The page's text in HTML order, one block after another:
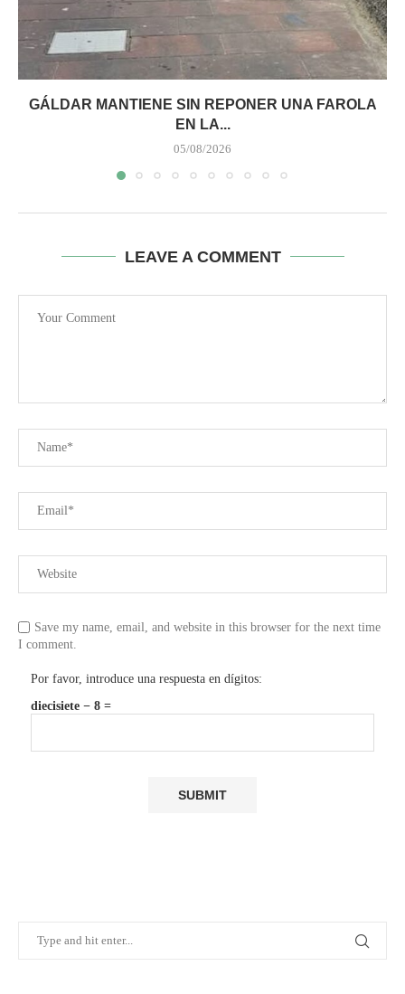
GÁLDAR MANTIENE SIN REPONER UNA FAROLA
EN LA...
05/08/2026
LEAVE A COMMENT
Save my name, email, and website in this browser for the next time
I comment.
Por favor, introduce una respuesta en dígitos:
diecisiete − 8 =